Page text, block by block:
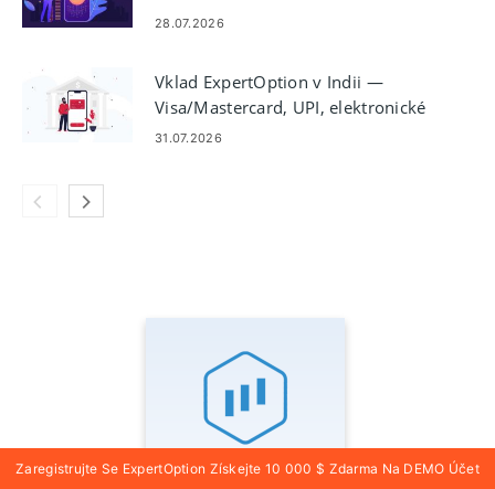
28.07.2026
Vklad ExpertOption v Indii —
Visa/Mastercard, UPI, elektronické
platby a kryptoměny
31.07.2026
Zaregistrujte Se ExpertOption Získejte 10 000 $ Zdarma Na DEMO Účet